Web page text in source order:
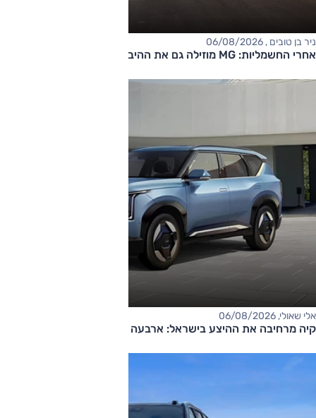
ניר בן טובים , 06/08/2026
אחרי החשמליות: MG מוזילה גם את ההיברידיות
אלי שאולי, 06/08/2026
קיה מרחיבה את ההיצע בישראל: ארבעה דגמים חדשים בדרך